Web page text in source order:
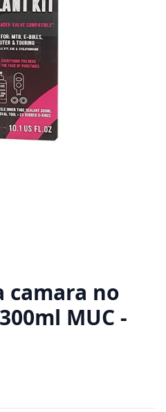
camara no
MUC -